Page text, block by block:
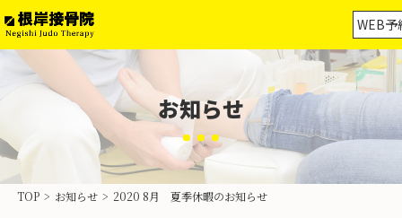
お知らせ
WEB予
ホーム
保険診療
TOP > お知らせ > 2020 8月 夏季休暇のお知らせ